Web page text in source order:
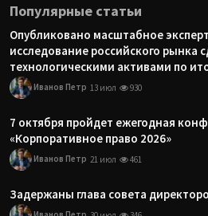
Популярные статьи
Опубликовано масштабное
исследование российского рынка
технологическими активами по
Иванов Петр 13 июл 930
7 октября пройдет ежегодная
«Корпоративное право 2026»
Иванов Петр 21 июл 461
Задержаны глава совета